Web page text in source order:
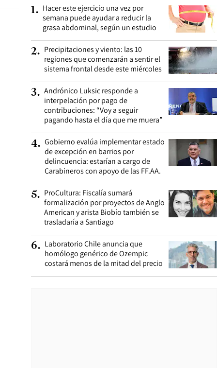
1. Hacer este ejercicio una vez por
semana puede ayudar a reducir la
grasa abdominal, según un estudio
2. Precipitaciones y viento: las 10
regiones que comenzarán a sentir el
sistema frontal desde este miércoles
3. Andrónico Luksic responde a
interpelación por pago de
contribuciones: “Voy a seguir
pagando hasta el día que me muera”
4. Gobierno evalúa implementar estado
de excepción en barrios por
delincuencia: estarían a cargo de
Carabineros con apoyo de las FF.AA.
5. ProCultura: Fiscalía sumará
formalización por proyectos de Anglo
American y arista Biobío también se
trasladaría a Santiago
6. Laboratorio Chile anuncia que
homólogo genérico de Ozempic
costará menos de la mitad del precio